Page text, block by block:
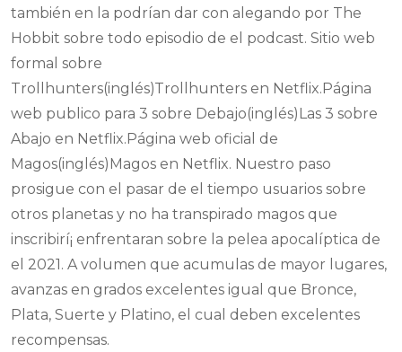
también en la podrían dar con alegando por The
Hobbit sobre todo episodio de el podcast. Sitio web
formal sobre
Trollhunters(inglés)Trollhunters en Netflix.Página
web publico para 3 sobre Debajo(inglés)Las 3 sobre
Abajo en Netflix.Página web oficial de
Magos(inglés)Magos en Netflix. Nuestro paso
prosigue con el pasar de el tiempo usuarios sobre
otros planetas y no ha transpirado magos que
inscribirí¡ enfrentaran sobre la pelea apocalíptica de
el 2021. A volumen que acumulas de mayor lugares,
avanzas en grados excelentes igual que Bronce,
Plata, Suerte y Platino, el cual deben excelentes
recompensas.